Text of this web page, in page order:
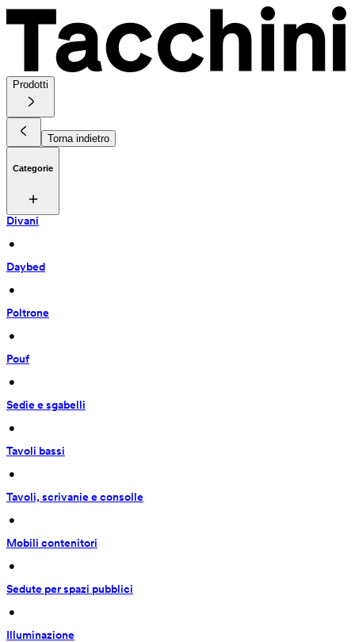
Prodotti
Torna indietro
Categorie
Divani
•
Daybed
•
Poltrone
•
Pouf
•
Sedie e sgabelli
•
Tavoli bassi
•
Tavoli, scrivanie e consolle
•
Mobili contenitori
•
Sedute per spazi pubblici
•
Illuminazione